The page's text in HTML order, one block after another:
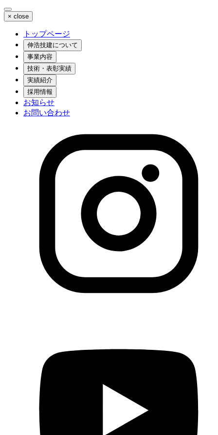
× close
トップページ
伸浩技建について
事業内容
技術・表彰実績
実績紹介
採用情報
お知らせ
お問い合わせ